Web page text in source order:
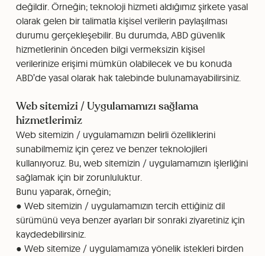
değildir. Örneğin; teknoloji hizmeti aldığımız şirkete yasal
olarak gelen bir talimatla kişisel verilerin paylaşılması
durumu gerçekleşebilir. Bu durumda, ABD güvenlik
hizmetlerinin önceden bilgi vermeksizin kişisel
verilerinize erişimi mümkün olabilecek ve bu konuda
ABD’de yasal olarak hak talebinde bulunamayabilirsiniz.
Web sitemizi / Uygulamamızı sağlama
hizmetlerimiz
Web sitemizin / uygulamamızın belirli özelliklerini
sunabilmemiz için çerez ve benzer teknolojileri
kullanıyoruz. Bu, web sitemizin / uygulamamızın işlerliğini
sağlamak için bir zorunluluktur.
Bunu yaparak, örneğin;
● Web sitemizin / uygulamamızın tercih ettiğiniz dil
sürümünü veya benzer ayarları bir sonraki ziyaretiniz için
kaydedebilirsiniz.
● Web sitemize / uygulamamıza yönelik istekleri birden